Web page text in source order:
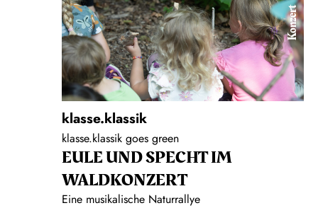
Konzert
klasse.klassik
klasse.klassik goes green
EULE UND SPECHT IM
WALDKONZERT
Eine musikalische Naturrallye